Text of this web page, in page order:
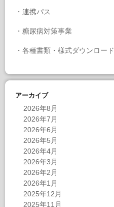
・ 連携パス
・ 糖尿病対策事業
・ 各種書類・様式ダウンロード
アーカイブ
2026年8月
2026年7月
2026年6月
2026年5月
2026年4月
2026年3月
2026年2月
2026年1月
2025年12月
2025年11月